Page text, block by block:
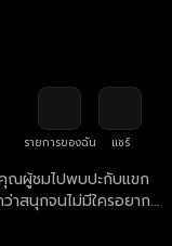
รายการของฉัน
แชร์
ณผู้ชมไปพบปะกับแขก
าสนุกจนไม่มีใครอยาก
นการณ์หรือภารกิจที่